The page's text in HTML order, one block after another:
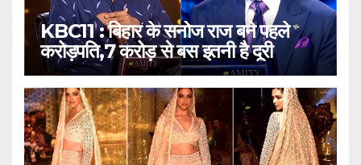
KBC11 : बिहार के सनोज राज बने पहले
करोड़पति,7 करोड़ से बस इतनी है दूरी